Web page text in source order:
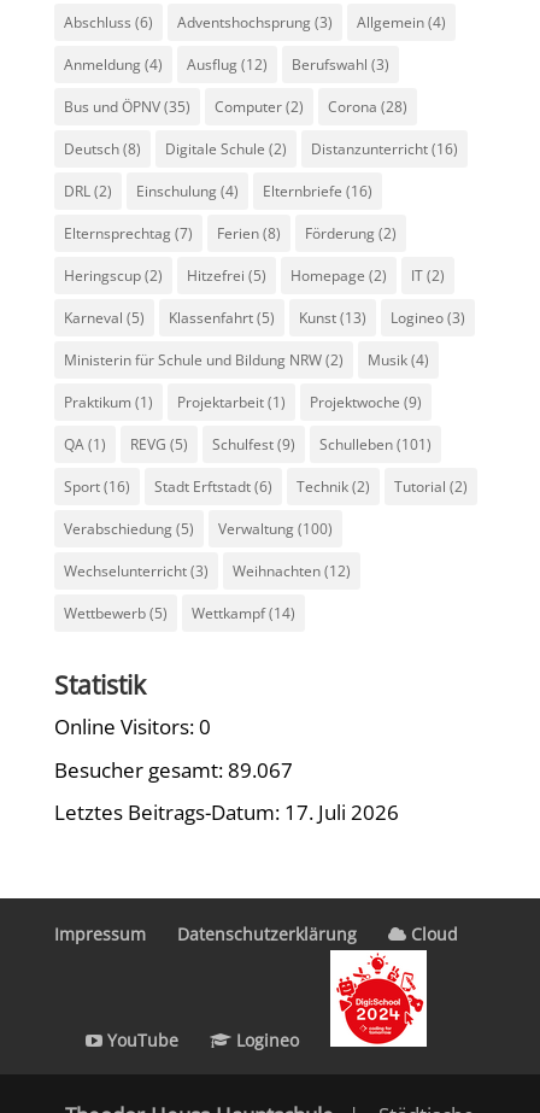
Abschluss (6) Adventshochsprung(3) Allgemein(4)
Anmeldung(4) Ausflug(12) Berufswahl (3)
Bus und ÖPNV(35) Computer(2) Corona (28)
Deutsch(8) Digitale Schule (2) Distanzunterricht(16)
DRL(2) Einschulung(4) Elternbriefe (16)
Elternsprechtag(7) Ferien(8) Förderung(2)
Heringscup(2) Hitzefrei (5) Homepage (2) IT(2)
Karneval (5) Klassenfahrt(5) Kunst(13) Logineo(3)
Ministerin für Schule und Bildung NRW(2) Musik(4)
Praktikum (1) Projektarbeit(1) Projektwoche (9)
QA(1) REVG (5) Schulfest(9) Schulleben(101)
Sport(16) Stadt Erftstadt(6) Technik(2) Tutorial (2)
Verabschiedung(5) Verwaltung(100)
Wechselunterricht(3) Weihnachten(12)
Wettbewerb(5) Wettkampf(14)
Statistik
Online Visitors:0
Besucher gesamt:89.067
Letztes Beitrags-Datum: 17. Juli 2026
Impressum Datenschutzerklärung Cloud
YouTube Logineo